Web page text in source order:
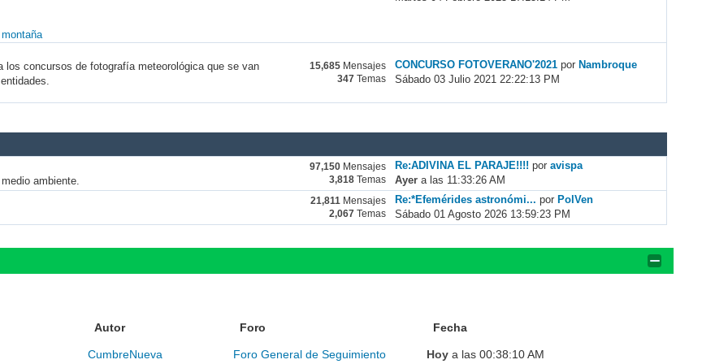
los concursos de fotografía meteorológica que se van
15,685 Mensajes
347
Temas
CONCURSO FOTOVERANO'2021 por Nambroque
Sábado 03 Julio 2021 22:22:13 PM
ambiente.
97,150 Mensajes
3,818 Temas
Re:ADIVINA EL PARAJE!!!! poravispa
Ayer a las 11:33:26 AM
21,811 Mensajes
2,067
Temas
Re:*Efemérides astronómi... por PolVen
Sábado 01 Agosto 2026 13:59:23 PM
Autor Foro Fecha
CumbreNueva Foro General de Seguimiento Hoy a las 00:38:10 AM